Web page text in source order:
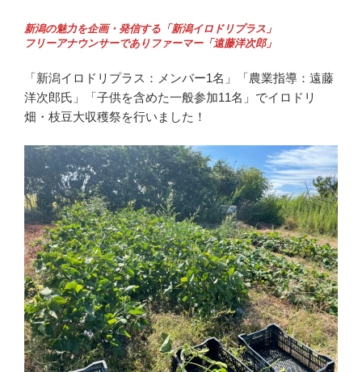
新潟の魅力を企画・発信する「新潟イロドリプラス」
フリーアナウンサーでありファーマー「遠藤洋次郎」
「新潟イロドリプラス：メンバー1名」「農業指導：遠藤
洋次郎氏」「子供を含めた一般参加11名」でイロドリ
畑・枝豆大収穫祭を行いました！